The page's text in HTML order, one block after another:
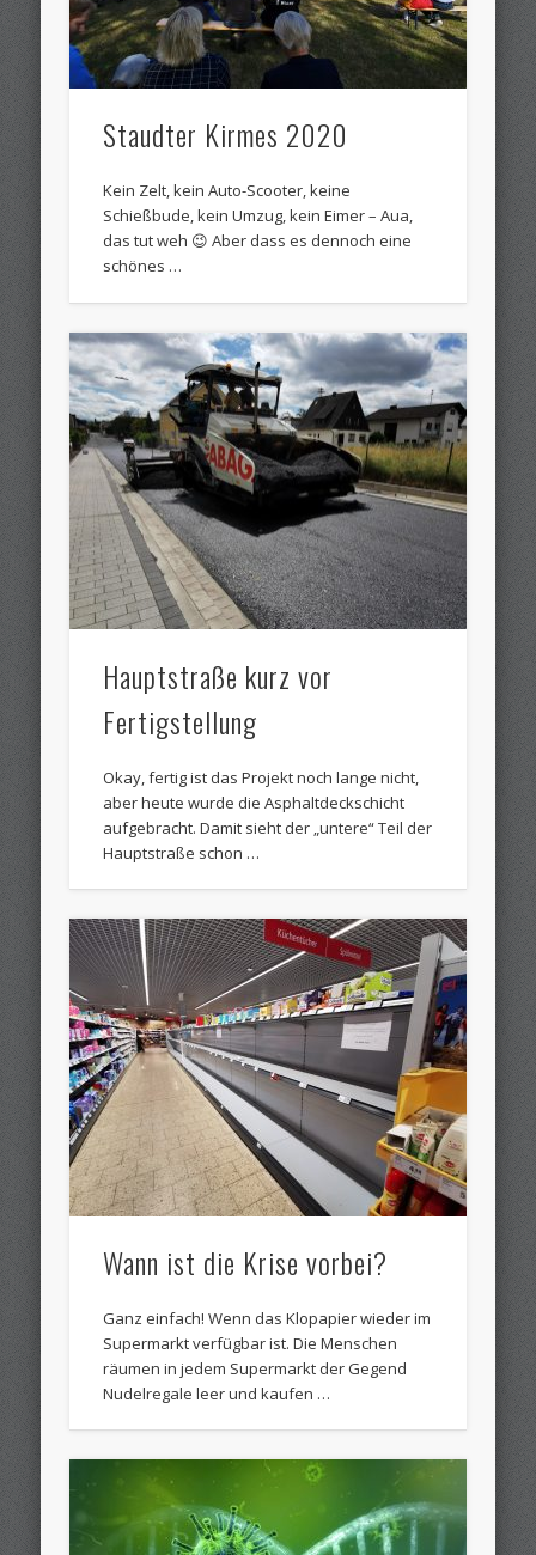
Staudter Kirmes 2020
Kein Zelt, kein Auto-Scooter, keine
Schießbude, kein Umzug, kein Eimer – Aua,
das tut weh 😉 Aber dass es dennoch eine
schönes …
Hauptstraße kurz vor
Fertigstellung
Okay, fertig ist das Projekt noch lange nicht,
aber heute wurde die Asphaltdeckschicht
aufgebracht. Damit sieht der „untere“ Teil der
Hauptstraße schon …
Wann ist die Krise vorbei?
Ganz einfach! Wenn das Klopapier wieder im
Supermarkt verfügbar ist. Die Menschen
räumen in jedem Supermarkt der Gegend
Nudelregale leer und kaufen …